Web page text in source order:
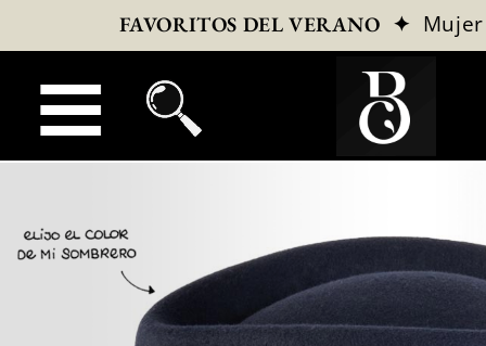
FAVORITOS DEL VERANO ✦ Mujer